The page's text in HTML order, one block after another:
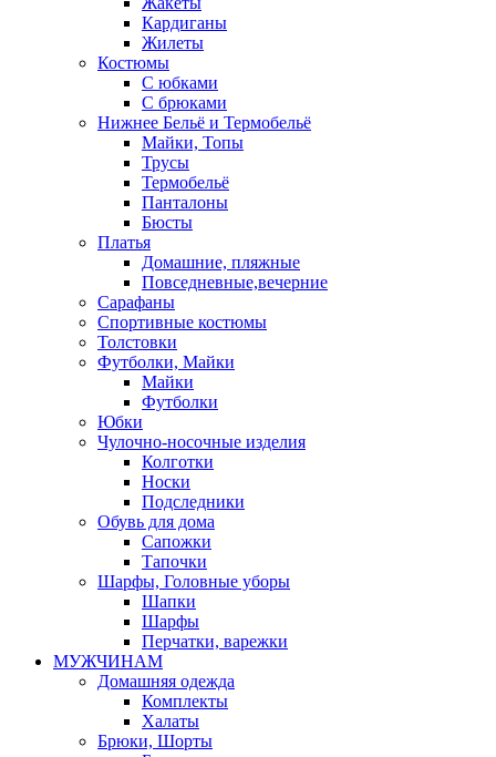
Кардиганы
Жилеты
Костюмы
С юбками
С брюками
Нижнее Бельё и Термобельё
Майки, Топы
Трусы
Термобельё
Панталоны
Бюсты
Платья
Домашние, пляжные
Повседневные,вечерние
Сарафаны
Спортивные костюмы
Толстовки
Футболки, Майки
Майки
Футболки
Юбки
Чулочно-носочные изделия
Колготки
Носки
Подследники
Обувь для дома
Сапожки
Тапочки
Шарфы, Головные уборы
Шапки
Шарфы
Перчатки, варежки
МУЖЧИНАМ
Домашняя одежда
Комплекты
Халаты
Брюки, Шорты